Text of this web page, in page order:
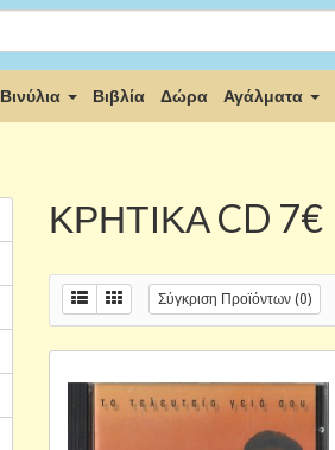
Βινύλια Βιβλία Δώρα Αγάλματα
ΚΡΗΤΙΚΑ CD 7€
Σύγκριση Προϊόντων (0)